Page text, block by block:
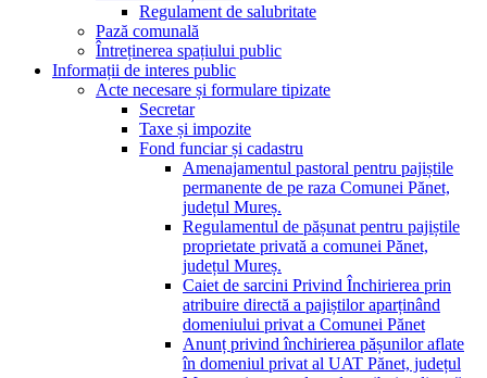
Regulament de salubritate
Pază comunală
Întreținerea spațiului public
Informații de interes public
Acte necesare și formulare tipizate
Secretar
Taxe și impozite
Fond funciar și cadastru
Amenajamentul pastoral pentru pajiștile
permanente de pe raza Comunei Pănet,
județul Mureș.
Regulamentul de pășunat pentru pajiștile
proprietate privată a comunei Pănet,
județul Mureș.
Caiet de sarcini Privind Închirierea prin
atribuire directă a pajiștilor aparținând
domeniului privat a Comunei Pănet
Anunț privind închirierea pășunilor aflate
în domeniul privat al UAT Pănet, județul